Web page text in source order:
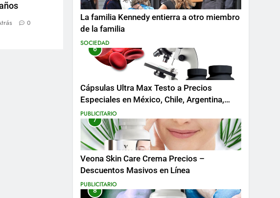
0
La familia Kennedy entierra a otro miembro
de la familia
SOCIEDAD
6
Cápsulas Ultra Max Testo a Precios
Especiales en México, Chile, Argentina,
Colombia, Perú , Ecuador, Costa Rica y
Más
PUBLICITARIO
7
Veona Skin Care Crema Precios –
Descuentos Masivos en Línea
PUBLICITARIO
8